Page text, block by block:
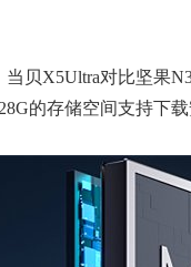
贝X5Ultra对比坚果
的存储空间支持下